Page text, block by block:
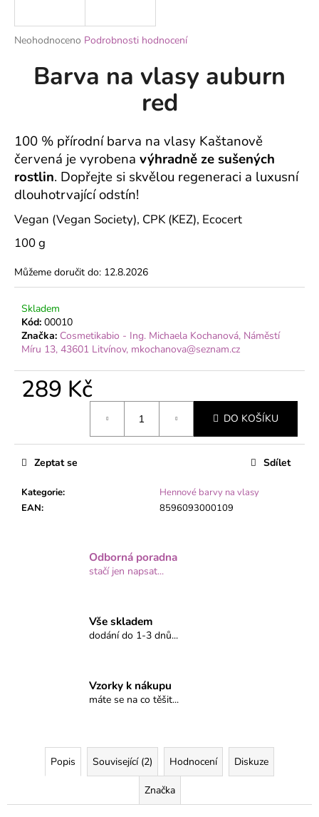
Průměrné
produktu
hvězdiček.
Neohodnoceno Podrobnosti hodnocení
Barva na vlasy auburn
red
100 % přírodní barva na vlasy Kaštanově
červená je vyrobena výhradně ze sušených
rostlin. Dopřejte si skvělou regeneraci a luxusní
dlouhotrvající odstín!
Vegan (Vegan Society), CPK (KEZ), Ecocert
100 g
Můžeme doručit do: 12.8.2026
Skladem
Kód: 00010
Značka: Cosmetikabio - Ing. Michaela Kochanová, Náměstí
Míru 13, 43601 Litvínov, mkochanova@seznam.cz
289 Kč
DO KOŠÍKU
Kategorie:
Hennové barvy na vlasy
EAN: 8596093000109
Zeptat se Sdílet
Odborná poradna
stačí jen napsat...
Vše skladem
dodání do 1-3 dnů...
Vzorky k nákupu
máte se na co těšit...
Popis Související (2) Hodnocení Diskuze
Značka
j
HLEDAT
D
o
o
r
u
u
e
m